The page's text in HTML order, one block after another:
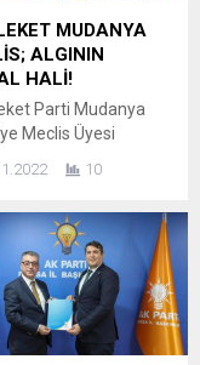
MUDANYA
ALGININ
HALİ!
Parti Mudanya
Meclis Üyesi
Mudanya
önceki
biri de
gelir ve
kalem kalem
binasına asmaktı.
bu vaadini
10